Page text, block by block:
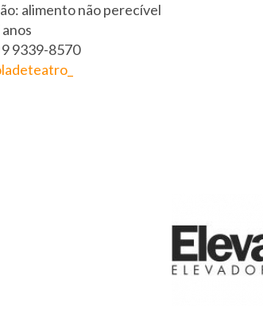
alimento não perecível
9339-8570